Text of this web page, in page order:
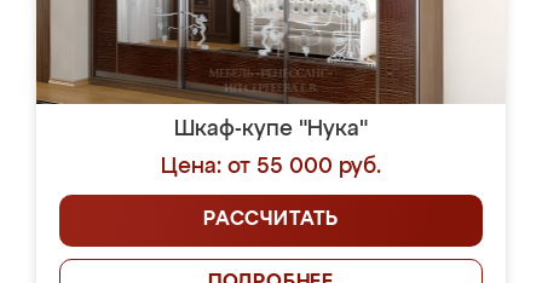
Шкаф-купе "Нука"
Цена: от 55 000 руб.
РАССЧИТАТЬ